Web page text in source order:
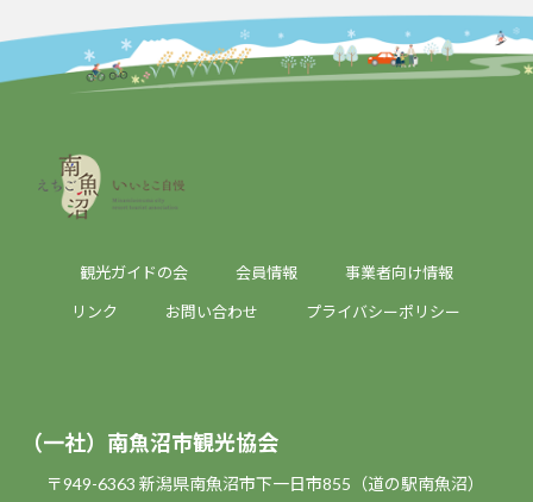
観光ガイドの会 会員情報 事業者向け情報
リンク お問い合わせ プライバシーポリシー
（一社）南魚沼市観光協会
〒949-6363 新潟県南魚沼市下一日市855（道の駅南魚沼）